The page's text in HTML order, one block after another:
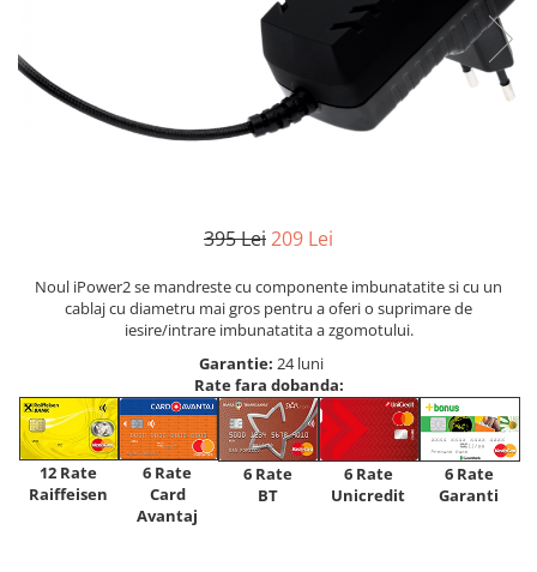
395 Lei209 Lei
Noul iPower2 se mandreste cu componente imbunatatite si cu un
cablaj cu diametru mai gros pentru a oferi o suprimare de
iesire/intrare imbunatatita a zgomotului.
Garantie: 24 luni
Rate fara dobanda:
12 Rate
Raiffeisen
6 Rate
Card
Avantaj
6 Rate
BT
6 Rate
Unicredit
6 Rate
Garanti